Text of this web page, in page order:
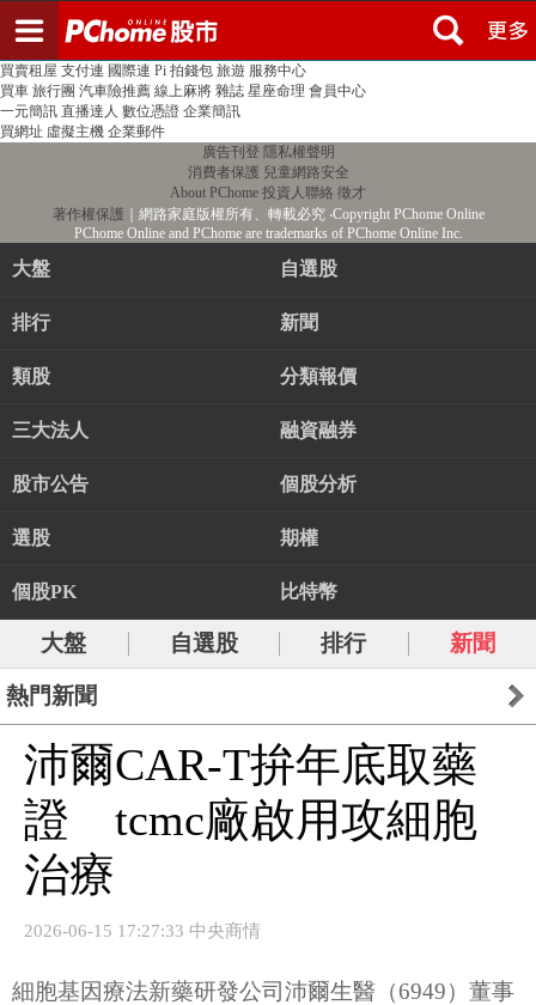
PChome首頁 線上購物 24h購物 書店
買賣租屋 支付連 國際連 Pi 拍錢包 旅遊 服務中心
買車 旅行團 汽車險推薦 線上麻將 雜誌 星座命理 會員中心
一元簡訊 直播達人 數位憑證 企業簡訊
買網址 虛擬主機 企業郵件
廣告刊登 隱私權聲明
消費者保護 兒童網路安全
About PChome 投資人聯絡 徵才
著作權保護 ｜網路家庭版權所有、轉載必究‧Copyright PChome Online
PChome Online and PChome are trademarks of PChome Online Inc.
大盤 自選股
排行 新聞
類股 分類報價
三大法人 融資融券
股市公告 個股分析
選股 期權
個股PK 比特幣
大盤 自選股 排行 新聞
熱門新聞
沛爾CAR-T拚年底取藥
證 tcmc廠啟用攻細胞
治療
2026-06-15 17:27:33 中央商情
細胞基因療法新藥研發公司沛爾生醫（6949）董事